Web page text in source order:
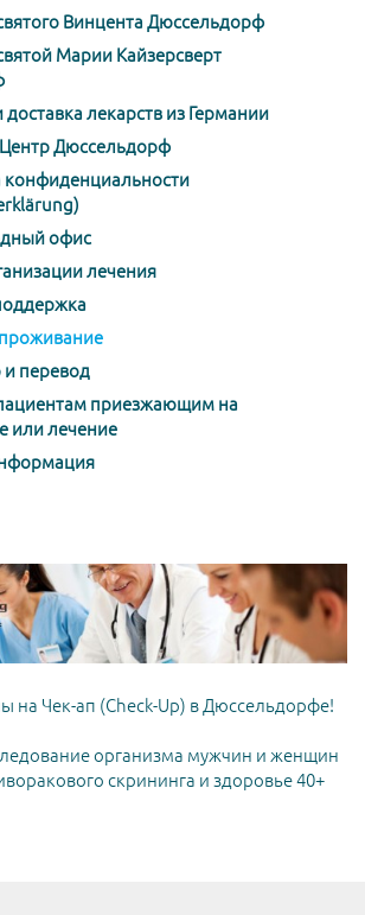
Винцента Дюссельдорф
Марии Кайзерсверт
доставка лекарств из Германии
Дюссельдорф
конфиденциальности
офис
лечения
перевод
приезжающим на
или лечение
на Чек-ап (Check-Up) в Дюссельдорфе!
организма мужчин и женщин
скрининга и здоровье 40+